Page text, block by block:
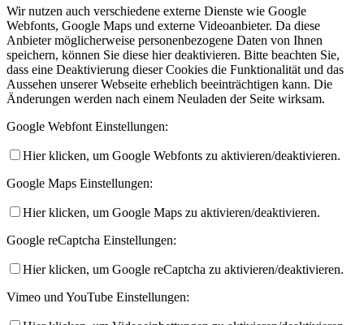
Wir nutzen auch verschiedene externe Dienste wie Google
Webfonts, Google Maps und externe Videoanbieter. Da diese
Anbieter möglicherweise personenbezogene Daten von Ihnen
speichern, können Sie diese hier deaktivieren. Bitte beachten Sie,
dass eine Deaktivierung dieser Cookies die Funktionalität und das
Aussehen unserer Webseite erheblich beeinträchtigen kann. Die
Änderungen werden nach einem Neuladen der Seite wirksam.
Google Webfont Einstellungen:
Hier klicken, um Google Webfonts zu aktivieren/deaktivieren.
Google Maps Einstellungen:
Hier klicken, um Google Maps zu aktivieren/deaktivieren.
Google reCaptcha Einstellungen:
Hier klicken, um Google reCaptcha zu aktivieren/deaktivieren.
Vimeo und YouTube Einstellungen: